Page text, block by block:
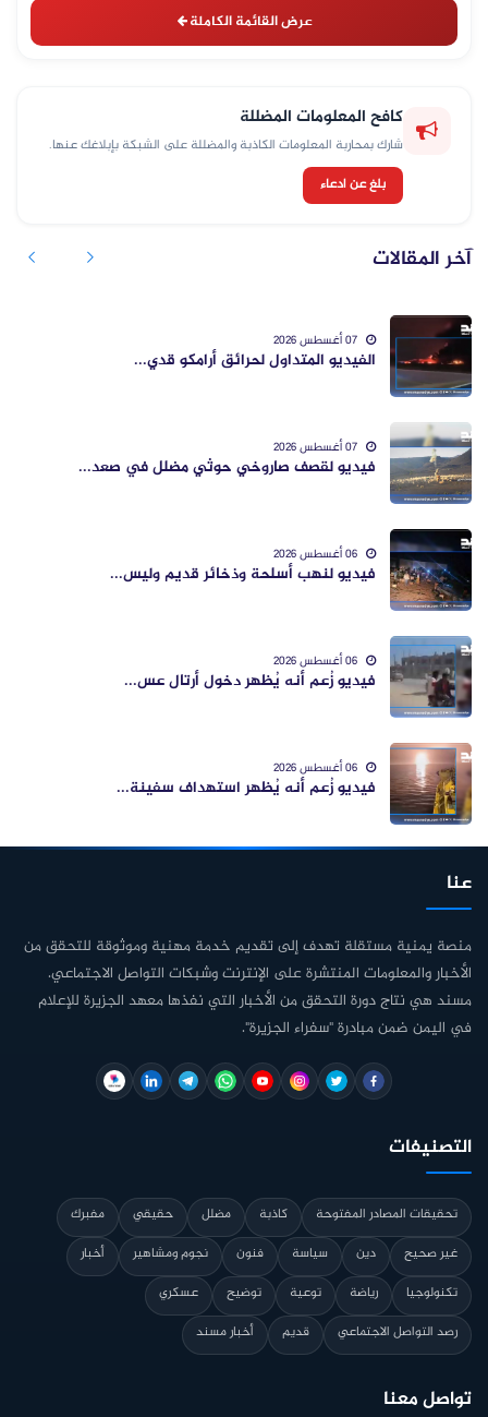
عرض القائمة الكاملة
كافح المعلومات المضللة
شارك بمحاربة المعلومات الكاذبة والمضللة على الشبكة بإبلاغك عنها.
بلغ عن ادعاء
آخر المقالات
الفيديو المتداول لحرائق أرامكو قدي...
فيديو لقصف صاروخي حوثي مضلل في صعد...
فيديو لنهب أسلحة وذخائر قديم وليس...
فيديو زُعم أنه يُظهر دخول أرتال عس...
فيديو زُعم أنه يُظهر استهداف سفينة...
عنا
منصة يمنية مستقلة تهدف إلى تقديم خدمة مهنية وموثوقة للتحقق من
الأخبار والمعلومات المنتشرة على الإنترنت وشبكات التواصل الاجتماعي.
مسند هي نتاج دورة التحقق من الأخبار التي نفذها معهد الجزيرة للإعلام
في اليمن ضمن مبادرة "سفراء الجزيرة".
التصنيفات
تحقيقات المصادر المفتوحة كاذبة مضلل حقيقي
مفبرك
غير صحيح
دين سياسة فنون نجوم ومشاهير
أخبار
تكنولوجيا
رياضة توعية توضيح
عسكري
رصد التواصل الاجتماعي
قديم أخبار مسند
تواصل معنا